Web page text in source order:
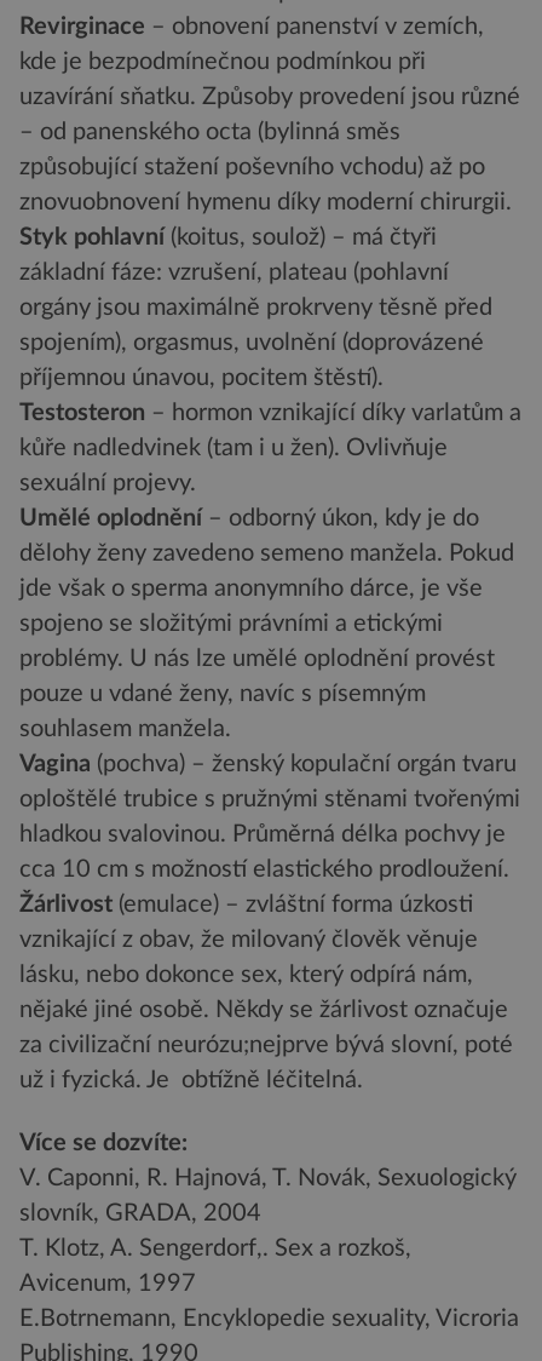
Revirginace – obnovení panenství v zemích,
kde je bezpodmínečnou podmínkou při
uzavírání sňatku. Způsoby provedení jsou různé
– od panenského octa (bylinná směs
způsobující stažení poševního vchodu) až po
znovuobnovení hymenu díky moderní chirurgii.
Styk pohlavní (koitus, soulož) – má čtyři
základní fáze: vzrušení, plateau (pohlavní
orgány jsou maximálně prokrveny těsně před
spojením), orgasmus, uvolnění (doprovázené
příjemnou únavou, pocitem štěstí).
Testosteron – hormon vznikající díky varlatům a
kůře nadledvinek (tam i u žen). Ovlivňuje
sexuální projevy.
Umělé oplodnění – odborný úkon, kdy je do
dělohy ženy zavedeno semeno manžela. Pokud
jde však o sperma anonymního dárce, je vše
spojeno se složitými právními a etickými
problémy. U nás lze umělé oplodnění provést
pouze u vdané ženy, navíc s písemným
souhlasem manžela.
Vagina (pochva) – ženský kopulační orgán tvaru
oploštělé trubice s pružnými stěnami tvořenými
hladkou svalovinou. Průměrná délka pochvy je
cca 10 cm s možností elastického prodloužení.
Žárlivost (emulace) – zvláštní forma úzkosti
vznikající z obav, že milovaný člověk věnuje
lásku, nebo dokonce sex, který odpírá nám,
nějaké jiné osobě. Někdy se žárlivost označuje
za civilizační neurózu;nejprve bývá slovní, poté
už i fyzická. Je obtížně léčitelná.
Více se dozvíte:
V. Caponni, R. Hajnová, T. Novák, Sexuologický
slovník, GRADA, 2004
T. Klotz, A. Sengerdorf,. Sex a rozkoš,
Avicenum, 1997
E.Botrnemann, Encyklopedie sexuality, Vicroria
Publishing, 1990